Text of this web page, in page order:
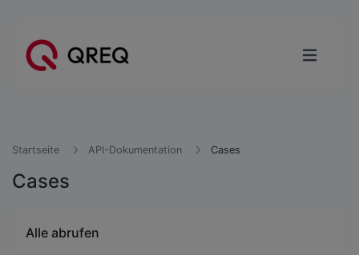
Startseite API-Dokumentation Cases
Cases
Alle abrufen